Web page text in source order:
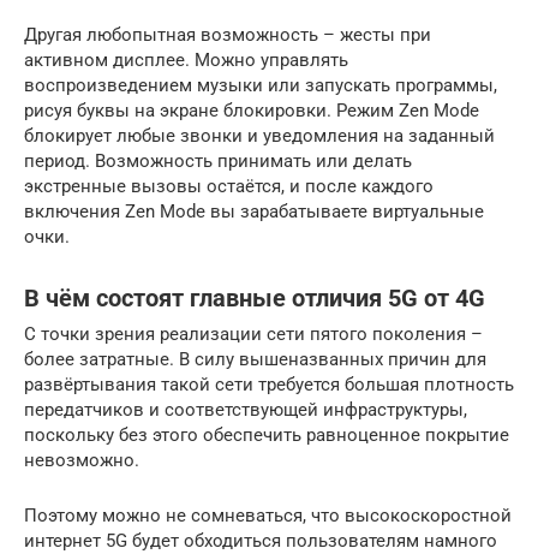
Другая любопытная возможность – жесты при
активном дисплее. Можно управлять
воспроизведением музыки или запускать программы,
рисуя буквы на экране блокировки. Режим Zen Mode
блокирует любые звонки и уведомления на заданный
период. Возможность принимать или делать
экстренные вызовы остаётся, и после каждого
включения Zen Mode вы зарабатываете виртуальные
очки.
В чём состоят главные отличия 5G от 4G
С точки зрения реализации сети пятого поколения –
более затратные. В силу вышеназванных причин для
развёртывания такой сети требуется большая плотность
передатчиков и соответствующей инфраструктуры,
поскольку без этого обеспечить равноценное покрытие
невозможно.
Поэтому можно не сомневаться, что высокоскоростной
интернет 5G будет обходиться пользователям намного